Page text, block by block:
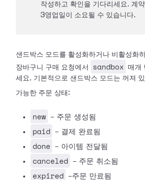
작성하고 확인을 기다리세요. 계
3영업일이 소요될 수 있습니다.
샌드박스 모드를 활성화하거나 비활성화
장바구니 구매 요청에서
sandbox
매개
세요. 기본적으로 샌드박스 모드는 꺼져
가능한 주문 상태:
new - 주문 생성됨
paid - 결제 완료됨
done - 아이템 전달됨
canceled - 주문 취소됨
expired -주문 만료됨